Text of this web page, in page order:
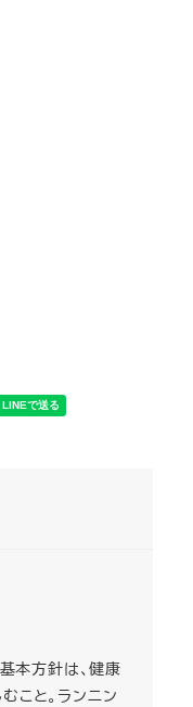
本方針は、健康
こと。ランニン